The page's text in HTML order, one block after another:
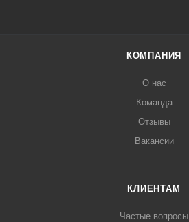
КОМПАНИЯ
О нас
Команда
Отзывы
Вакансии
КЛИЕНТАМ
Частые вопросы